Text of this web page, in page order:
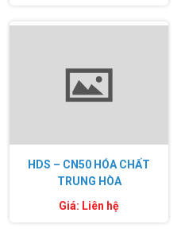
HDS – CN50 HÓA CHẤT
TRUNG HÒA
Giá: Liên hệ